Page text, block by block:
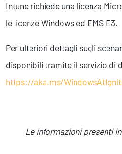
Intune richiede una licenza
le licenze Windows ed EMS E3.
Per ulteriori dettagli sugli
disponibili tramite il servizio di
https://aka.ms/
Le informazioni presenti